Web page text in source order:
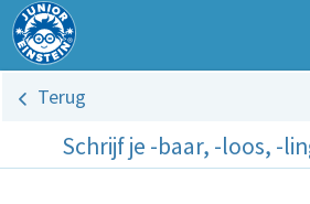
Terug
Schrijf je -baar, -loos, -